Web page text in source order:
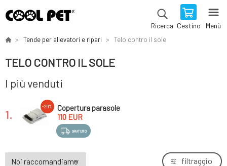
Ricerca Cestino Menù
Tende per allevatori e ripari Telo contro il sole
TELO CONTRO IL SOLE
I più venduti
1.
GRATUITO
-29%
Copertura parasole
110 EUR
filtraggio